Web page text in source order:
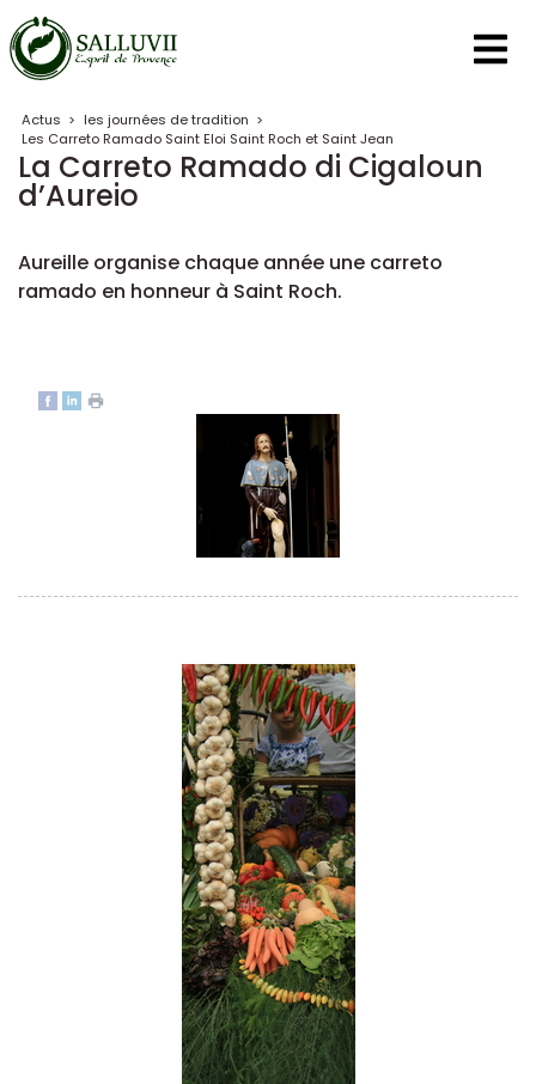
Panneau de gestion des cookies
Actus > les journées de tradition >
Les Carreto Ramado Saint Eloi Saint Roch et Saint Jean
La Carreto Ramado di Cigaloun
d’Aureio
Aureille organise chaque année une carreto
ramado en honneur à Saint Roch.